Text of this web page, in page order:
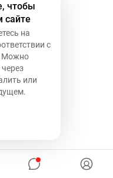
чтобы
сайте
на
с
Можно
или